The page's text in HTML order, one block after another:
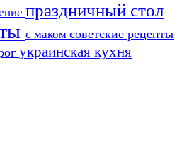
праздничный стол
с маком советские рецепты
украинская кухня